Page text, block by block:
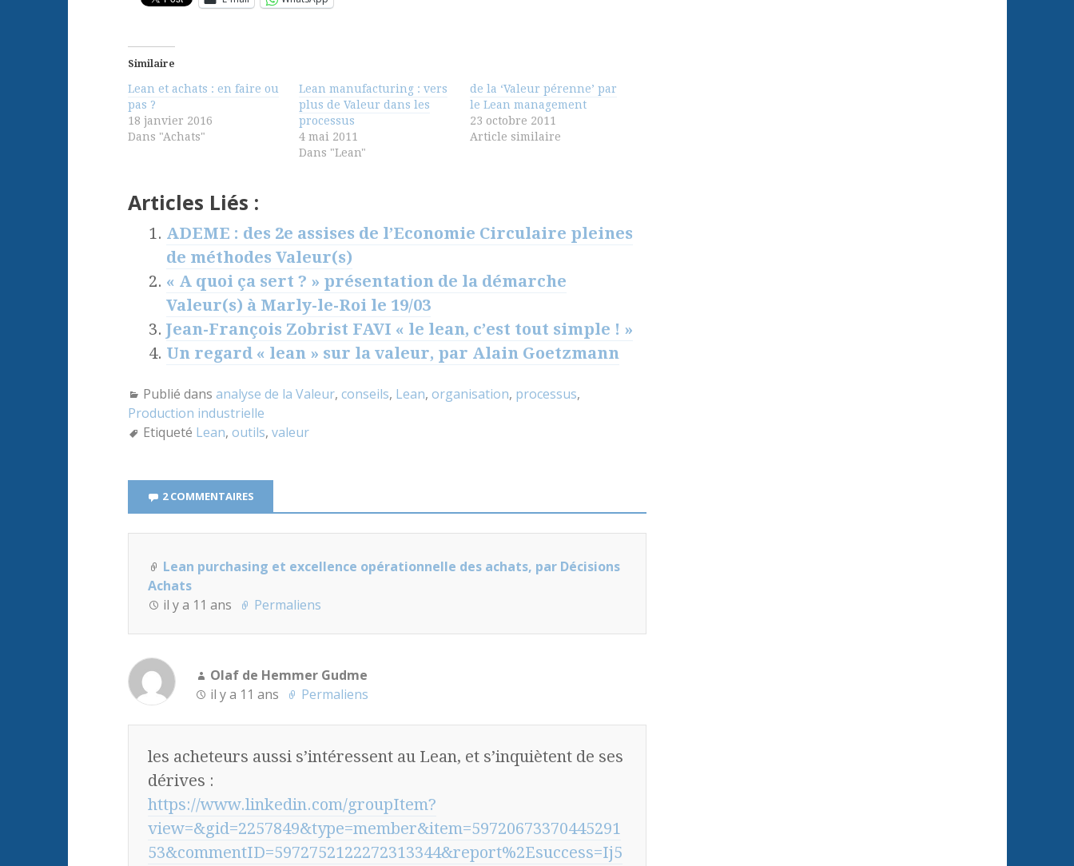
Similaire
Lean et achats : en faire ou
pas ?
18 janvier 2016
Dans "Achats"
Lean manufacturing : vers
plus de Valeur dans les
processus
4 mai 2011
Dans "Lean"
de la ‘Valeur pérenne’ par
le Lean management
23 octobre 2011
Article similaire
Articles Liés :
ADEME : des 2e assises de l’Economie Circulaire pleines
de méthodes Valeur(s)
« A quoi ça sert ? » présentation de la démarche
Valeur(s) à Marly-le-Roi le 19/03
Jean-François Zobrist FAVI « le lean, c’est tout simple ! »
Un regard « lean » sur la valeur, par Alain Goetzmann
Publié dans analyse de la Valeur, conseils, Lean, organisation, processus,
Production industrielle
Etiqueté Lean, outils, valeur
2 COMMENTAIRES
Lean purchasing et excellence opérationnelle des achats, par Décisions
Achats
il y a 11 ans
Permaliens
Olaf de Hemmer Gudme
il y a 11 ans
Permaliens
les acheteurs aussi s’intéressent au Lean, et s’inquiètent de ses
dérives :
https://www.linkedin.com/groupItem?
view=&gid=2257849&type=member&item=59720673370445291
53&commentID=5972752122272313344&report%2Esuccess=Ij5